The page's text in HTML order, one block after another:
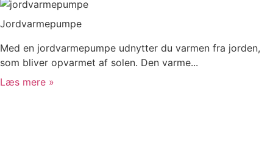
Jordvarmepumpe
Med en jordvarmepumpe udnytter du varmen fra jorden,
som bliver opvarmet af solen. Den varme...
Læs mere »